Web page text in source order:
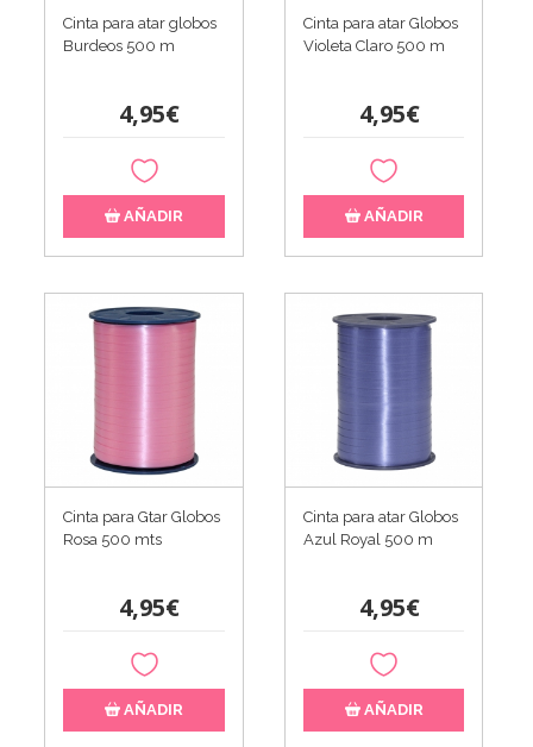
Cinta para atar globos
Burdeos 500 m
4,95€
AÑADIR
Cinta para atar Globos
Violeta Claro 500 m
4,95€
AÑADIR
Cinta para Gtar Globos
Rosa 500 mts
4,95€
AÑADIR
Cinta para atar Globos
Azul Royal 500 m
4,95€
AÑADIR